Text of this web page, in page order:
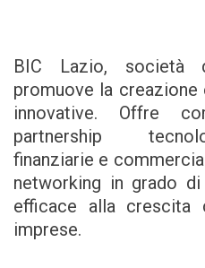
BIC Lazio, società
promuove la
innovative. Offre
partnership
finanziarie e
networking in grado
efficace alla crescita
imprese.